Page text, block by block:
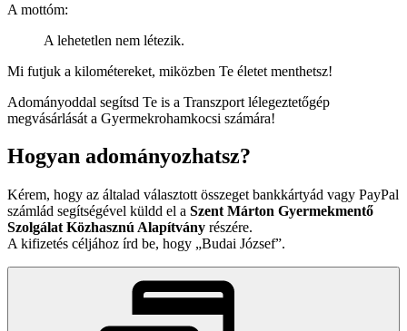
A mottóm:
A lehetetlen nem létezik.
Mi futjuk a kilométereket, miközben Te életet menthetsz!
Adományoddal segítsd Te is a Transzport lélegeztetőgép
megvásárlását a Gyermekrohamkocsi számára!
Hogyan adományozhatsz?
Kérem, hogy az általad választott összeget bankkártyád vagy PayPal
számlád segítségével küldd el a Szent Márton Gyermekmentő
Szolgálat Közhasznú Alapítvány részére.
A kifizetés céljához írd be, hogy
Budai József .